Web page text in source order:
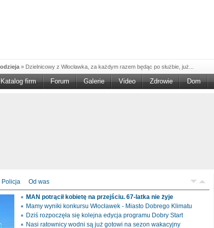
» Dzielnicowy z Włocławka, za każdym razem będąc po służbie, już...
w NGO'»Ruszył nabór w konkursie „Wsparcie Organizacji Wolontariatu w NGO –
» Od czerwca rozpoczął się nowy okres świadczeniowy 800 plus, który
» Policjanci ruchu drogowego przeprowadzili na drogach Włocławka i
Katalog firm Forum Galerie Video Zdrowie Dom
Policja Od was
MAN potrącił kobietę na przejściu. 67-latka nie żyje
Mamy wyniki konkursu Włocławek - Miasto Dobrego Klimatu
Dziś rozpoczęła się kolejna edycja programu Dobry Start
Nasi ratownicy wodni są już gotowi na sezon wakacyjny